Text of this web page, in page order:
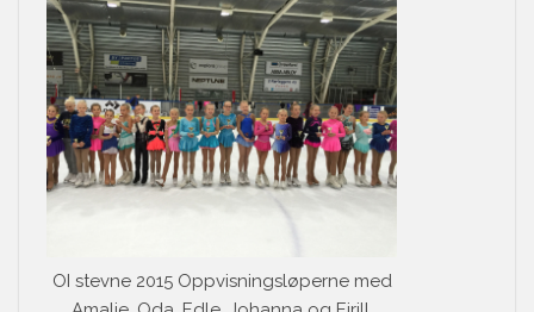
OI stevne 2015 Oppvisningsløperne med